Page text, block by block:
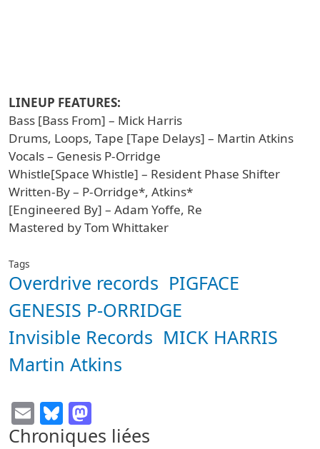
LINEUP FEATURES:
Bass [Bass From] – Mick Harris
Drums, Loops, Tape [Tape Delays] – Martin Atkins
Vocals – Genesis P-Orridge
Whistle[Space Whistle] – Resident Phase Shifter
Written-By – P-Orridge*, Atkins*
[Engineered By] – Adam Yoffe, Re
Mastered by Tom Whittaker
Tags
Overdrive records PIGFACE
GENESIS P-ORRIDGE
Invisible Records MICK HARRIS
Martin Atkins
EmailBluesky
Chroniques liées